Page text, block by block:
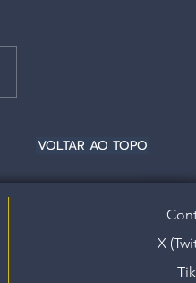
VOLTAR AO TOPO
X